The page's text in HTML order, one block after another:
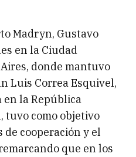
Madryn, Gustavo
en la Ciudad
donde mantuvo
Luis Correa Esquivel,
en la República
tuvo como objetivo
cooperación y el
que en los